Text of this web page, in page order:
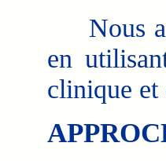
Nous
en
clinique et